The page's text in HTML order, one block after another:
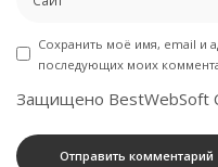
Сохранить моё имя, email и
последующих моих
Защищено BestWebSoft